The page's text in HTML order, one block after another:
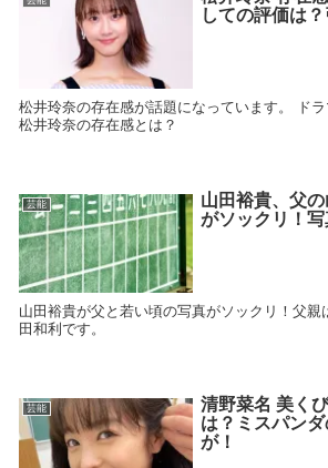
しての評価は
松井玲奈の存在感が話題になっています。 ド
松井玲奈の存在感とは？
芸能
山田裕貴、父
がソックリ！
山田裕貴が父と若い頃の写真がソックリ！父親
田和利です。
芸能
清野菜名 美く
は？ミスパン
が！